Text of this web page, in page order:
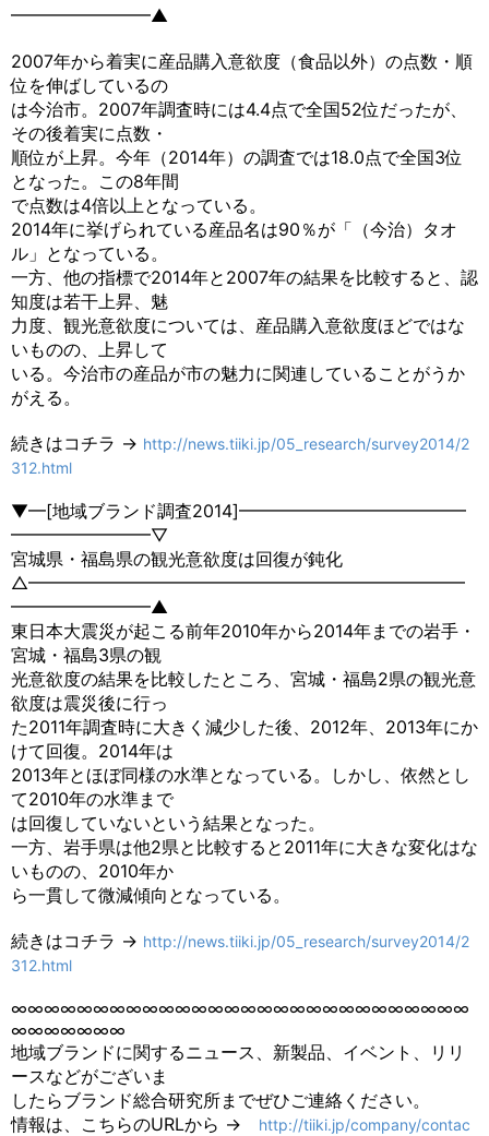
━━━━━━━━▲
2007年から着実に産品購入意欲度（食品以外）の点数・順
位を伸ばしているの
は今治市。2007年調査時には4.4点で全国52位だったが、
その後着実に点数・
順位が上昇。今年（2014年）の調査では18.0点で全国3位
となった。この8年間
で点数は4倍以上となっている。
2014年に挙げられている産品名は90％が「（今治）タオ
ル」となっている。
一方、他の指標で2014年と2007年の結果を比較すると、認
知度は若干上昇、魅
力度、観光意欲度については、産品購入意欲度ほどではな
いものの、上昇して
いる。今治市の産品が市の魅力に関連していることがうか
がえる。
続きはコチラ → http://news.tiiki.jp/05_research/survey2014/2
312.html
▼━[地域ブランド調査2014]━━━━━━━━━━━━━
━━━━━━━━▽
宮城県・福島県の観光意欲度は回復が鈍化
△━━━━━━━━━━━━━━━━━━━━━━━━━
━━━━━━━━▲
東日本大震災が起こる前年2010年から2014年までの岩手・
宮城・福島3県の観
光意欲度の結果を比較したところ、宮城・福島2県の観光意
欲度は震災後に行っ
た2011年調査時に大きく減少した後、2012年、2013年にか
けて回復。2014年は
2013年とほぼ同様の水準となっている。しかし、依然とし
て2010年の水準まで
は回復していないという結果となった。
一方、岩手県は他2県と比較すると2011年に大きな変化はな
いものの、2010年か
ら一貫して微減傾向となっている。
続きはコチラ → http://news.tiiki.jp/05_research/survey2014/2
312.html
∞∞∞∞∞∞∞∞∞∞∞∞∞∞∞∞∞∞∞∞∞∞∞∞∞∞∞∞
∞∞∞∞∞∞∞
地域ブランドに関するニュース、新製品、イベント、リリ
ースなどがございま
したらブランド総合研究所までぜひご連絡ください。
情報は、こちらのURLから →
http://tiiki.jp/company/contac